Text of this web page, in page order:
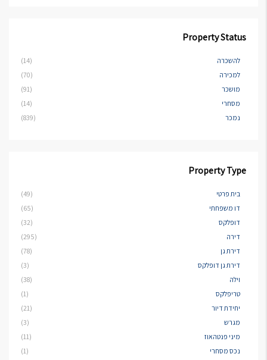
Property Status
להשכרה
(14)
למכירה
(70)
מושכר
(91)
מסחרי
(14)
נמכר
(839)
Property Type
בית פרטי
(49)
דו משפחתי
(65)
דופלקס
(32)
דירה
(295)
דירת גן
(78)
דירת גן דופלקס
(3)
וילה
(38)
טריפלקס
(1)
יחידת דיור
(21)
מגרש
(3)
מיני פנטהאוז
(11)
נכס מסחרי
(1)